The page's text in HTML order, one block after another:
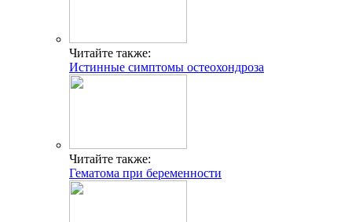
Читайте также:
Истинные симптомы остеохондроза
Читайте также:
Гематома при беременности